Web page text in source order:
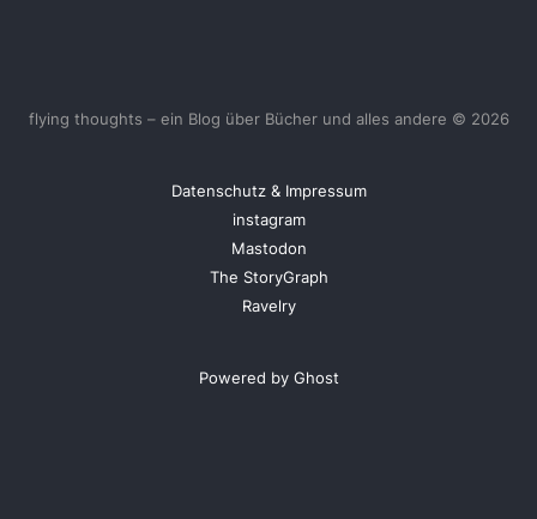
flying thoughts – ein Blog über Bücher und alles andere © 2026
Datenschutz & Impressum
instagram
Mastodon
The StoryGraph
Ravelry
Powered by Ghost